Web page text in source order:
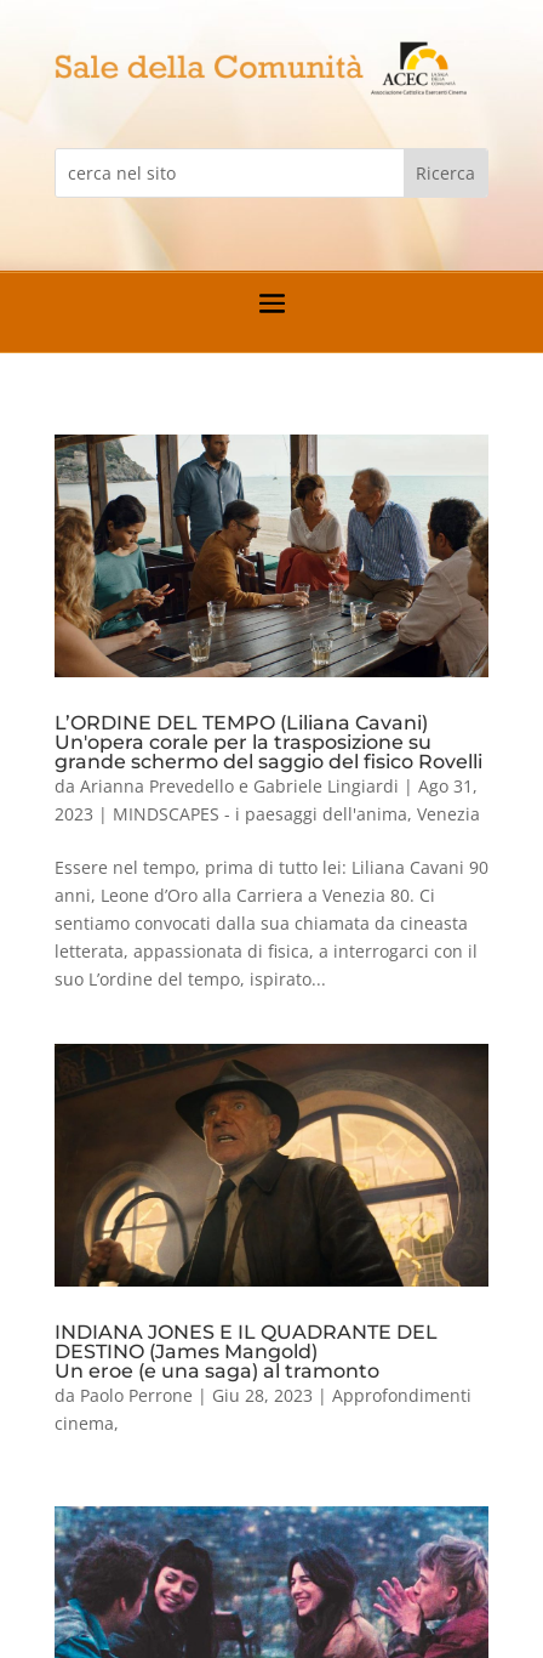
L’ORDINE DEL TEMPO (Liliana Cavani)
Un'opera corale per la trasposizione su
grande schermo del saggio del fisico Rovelli
da Arianna Prevedello e Gabriele Lingiardi | Ago 31,
2023 | MINDSCAPES - i paesaggi dell'anima, Venezia
Essere nel tempo, prima di tutto lei: Liliana Cavani 90
anni, Leone d’Oro alla Carriera a Venezia 80. Ci
sentiamo convocati dalla sua chiamata da cineasta
letterata, appassionata di fisica, a interrogarci con il
suo L’ordine del tempo, ispirato...
INDIANA JONES E IL QUADRANTE DEL
DESTINO (James Mangold)
Un eroe (e una saga) al tramonto
da Paolo Perrone | Giu 28, 2023 | Approfondimenti
cinema,